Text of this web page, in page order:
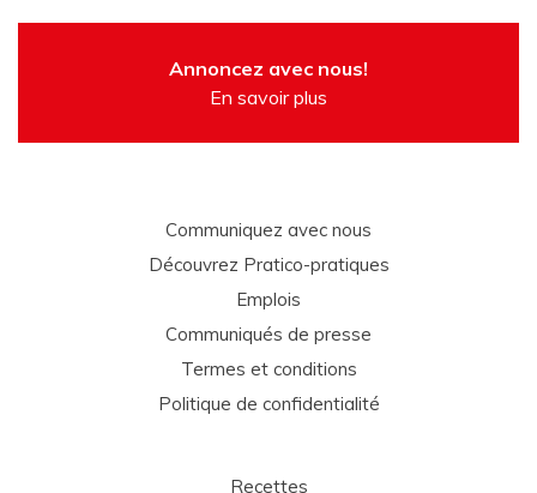
Annoncez avec nous!
En savoir plus
Communiquez avec nous
Découvrez Pratico-pratiques
Emplois
Communiqués de presse
Termes et conditions
Politique de confidentialité
Recettes